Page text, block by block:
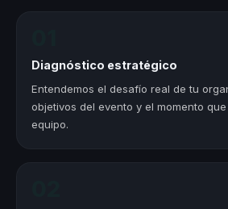
Diagnóstico estratégico
Entendemos el desafío real de tu
objetivos del evento y el momento
equipo.